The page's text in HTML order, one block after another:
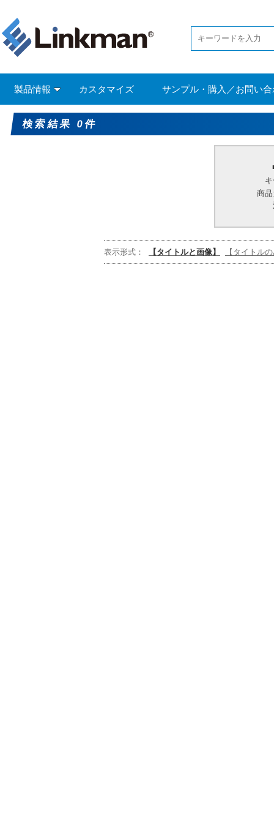
製品情報 カスタマイズ サンプル・購入／お問い
検索結果 0件
商
表示形式： 【タイトルと画像】 【タイトル